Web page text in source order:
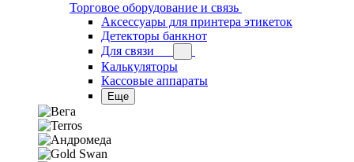
Торговое оборудование и связь
Аксессуары для принтера этикеток
Детекторы банкнот
Для связи
Калькуляторы
Кассовые аппараты
Еще